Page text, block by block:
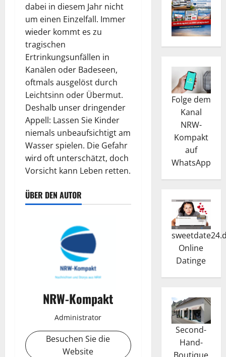
dabei in diesem Jahr nicht
um einen Einzelfall. Immer
wieder kommt es zu
tragischen
Ertrinkungsunfällen in
Kanälen oder Badeseen,
oftmals ausgelöst durch
Leichtsinn oder Übermut.
Deshalb unser dringender
Appell: Lassen Sie Kinder
niemals unbeaufsichtigt am
Wasser spielen. Die Gefahr
wird oft unterschätzt, doch
Vorsicht kann Leben retten.
ÜBER DEN AUTOR
NRW-Kompakt
Administrator
Besuchen Sie die
Website
Folge dem
Kanal
NRW-
Kompakt
auf
WhatsApp
Online
Datinge
Second-
Hand-